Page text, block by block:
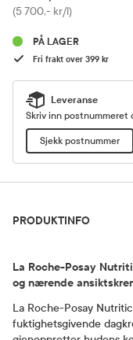
Pris
(5 700,- kr/l)
PÅ LAGER
Fri frakt over 399 kr
Leveranse
Skriv inn postnummeret
Sjekk postnummer
PRODUKTINFO
La Roche-Posay
og nærende
La Roche-Posay
fuktighetsgivende